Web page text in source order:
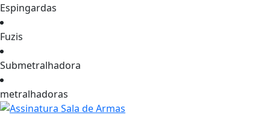
Espingardas
Fuzis
Submetralhadora
metralhadoras